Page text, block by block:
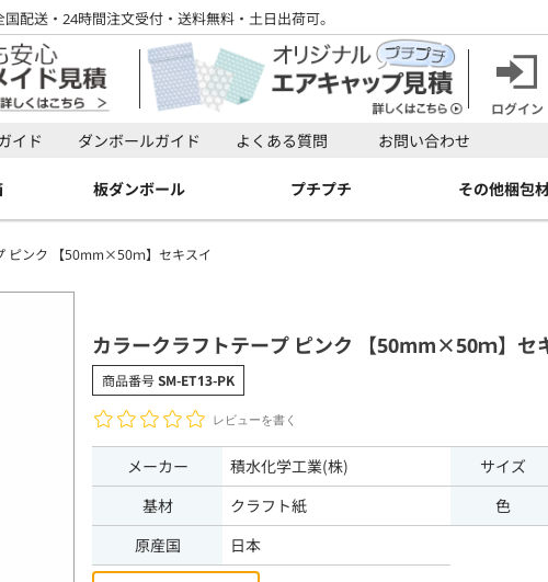
配送・24時間注文受付・送料無料・土日出荷可。
ログイン
イド ダンボールガイド よくある質問 お問い合わせ
板ダンボール プチプチ その他梱包
検索
ピンク 【50mm×50ｍ】セキスイ
カラークラフトテープ ピンク 【50mm×50ｍ】セ
商品番号SM-ET13-PK
レビューを書く
メーカー 積水化学工業(株) サイズ
基材
クラフト紙 色
原産国
日本